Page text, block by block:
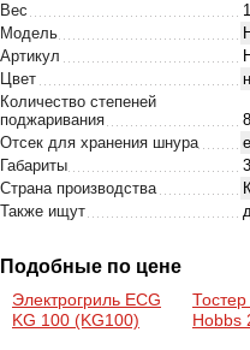
Вес
Модель
Артикул
Цвет
Количество степеней
поджаривания
8
Отсек для хранения шнура
Габариты
Страна производства
Также ищут
Подобные по цене
Электрогриль ECG
KG 100 (KG100)
Hobbs